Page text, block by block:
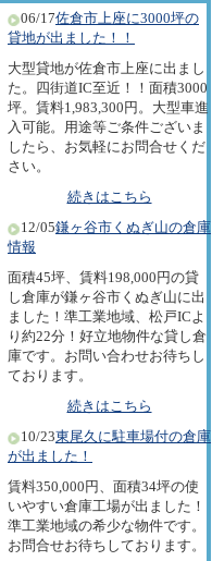
06/17佐倉市上座に3000坪の
貸地が出ました！！
大型貸地が佐倉市上座に出まし
た。四街道IC至近！！面積3000
坪。賃料1,983,300円。大型車進
入可能。用途等ご条件ございま
したら、お気軽にお問合せくだ
さい。
続きはこちら
12/05鎌ヶ谷市くぬぎ山の倉庫
情報
面積45坪、賃料198,000円の貸
し倉庫が鎌ヶ谷市くぬぎ山に出
ました！準工業地域、松戸ICよ
り約22分！好立地物件な貸し倉
庫です。お問い合わせお待ちし
ております。
続きはこちら
10/23東尾久に駐車場付の倉庫
が出ました！
賃料350,000円、面積34坪の使
いやすい倉庫工場が出ました！
準工業地域の希少な物件です。
お問合せお待ちしております。